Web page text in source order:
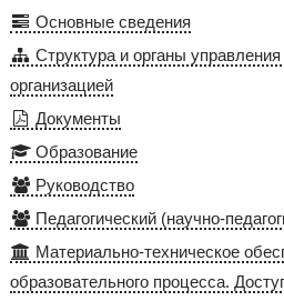
Основные сведения
Структура и органы
организацией
Документы
Образование
Руководство
Педагогический (научно-
Материально-техническое
образовательного процесса.